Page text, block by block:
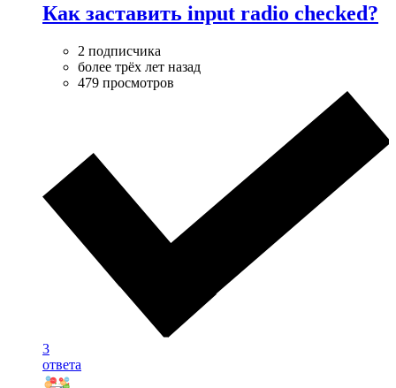
Как заставить input radio checked?
2 подписчика
более трёх лет назад
479 просмотров
3
ответа